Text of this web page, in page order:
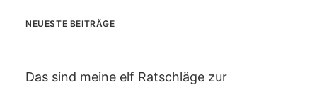
NEUESTE BEITRÄGE
Das sind meine elf Ratschläge zur